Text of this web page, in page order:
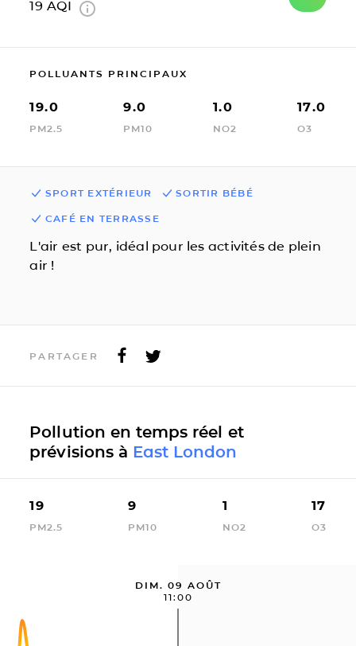
19 AQI
POLLUANTS PRINCIPAUX
19.0
PM2.5
9.0
PM10
1.0
NO2
17.0
O3
SPORT EXTÉRIEUR SORTIR BÉBÉ
CAFÉ EN TERRASSE
L'air est pur, idéal pour les activités de plein
air !
PARTAGER
Pollution en temps réel et
prévisions à East London
19
PM2.5
9
PM10
1
NO2
17
O3
DIM. 09 AOÛT
11:00